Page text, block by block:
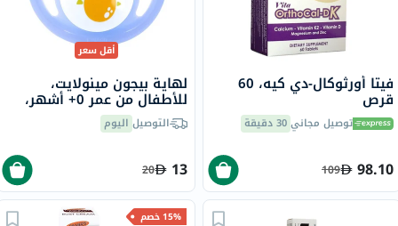
فيتا أورثوكال-دي كيه، 60
قرص
توصيل مجاني30 دقيقة
98.10
109
أقل سعر
لهاية بيجون مينولايت،
للأطفال من عمر 0+ أشهر،
مقاس صغير، للأولاد
التوصيل اليوم
13
20
15% خصم